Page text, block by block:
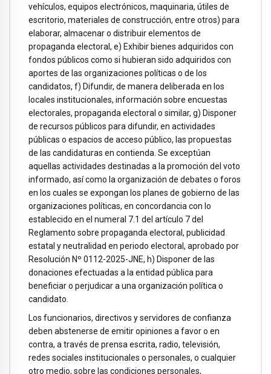
vehículos, equipos electrónicos, maquinaria, útiles de
escritorio, materiales de construcción, entre otros) para
elaborar, almacenar o distribuir elementos de
propaganda electoral, e) Exhibir bienes adquiridos con
fondos públicos como si hubieran sido adquiridos con
aportes de las organizaciones políticas o de los
candidatos, f) Difundir, de manera deliberada en los
locales institucionales, información sobre encuestas
electorales, propaganda electoral o similar, g) Disponer
de recursos públicos para difundir, en actividades
públicas o espacios de acceso público, las propuestas
de las candidaturas en contienda. Se exceptúan
aquellas actividades destinadas a la promoción del voto
informado, así como la organización de debates o foros
en los cuales se expongan los planes de gobierno de las
organizaciones políticas, en concordancia con lo
establecido en el numeral 7.1 del artículo 7 del
Reglamento sobre propaganda electoral, publicidad
estatal y neutralidad en periodo electoral, aprobado por
Resolución Nº 0112-2025-JNE, h) Disponer de las
donaciones efectuadas a la entidad pública para
beneficiar o perjudicar a una organización política o
candidato.
Los funcionarios, directivos y servidores de confianza
deben abstenerse de emitir opiniones a favor o en
contra, a través de prensa escrita, radio, televisión,
redes sociales institucionales o personales, o cualquier
otro medio, sobre las condiciones personales,